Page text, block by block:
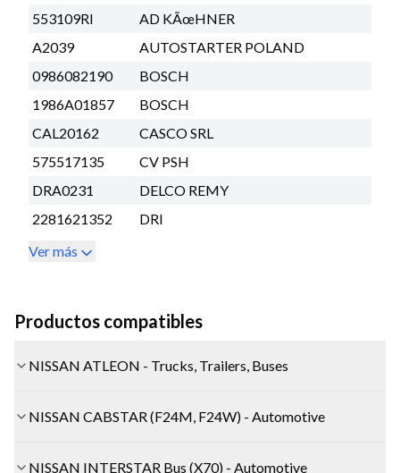
553109RI
AD KÃœHNER
A2039
AUTOSTARTER POLAND
0986082190
BOSCH
1986A01857
BOSCH
CAL20162
CASCO SRL
575517135
CV PSH
DRA0231
DELCO REMY
2281621352
DRI
Ver más
Productos compatibles
NISSAN ATLEON - Trucks, Trailers, Buses
NISSAN CABSTAR (F24M, F24W) - Automotive
NISSAN INTERSTAR Bus (X70) - Automotive